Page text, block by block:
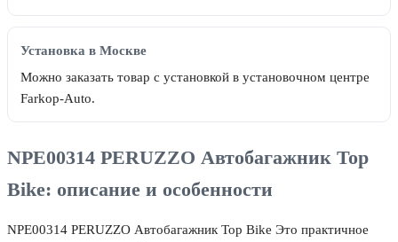
Установка в Москве
Можно заказать товар с установкой в установочном центре
Farkop-Auto.
NPE00314 PERUZZO Автобагажник Top
Bike: описание и особенности
NPE00314 PERUZZO Автобагажник Top Bike Это практичное